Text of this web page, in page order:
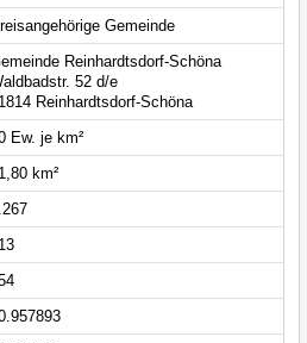
Gemeinde
Reinhardtsdorf-Schöna
52 d/e
Reinhardtsdorf-Schöna
Ew. je km²
km²